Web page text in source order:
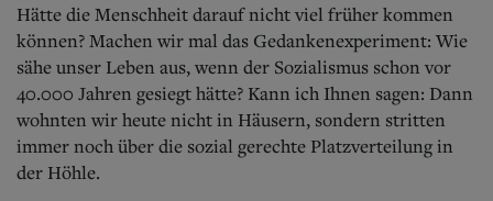
Hätte die Menschheit darauf nicht viel früher kommen
können? Machen wir mal das Gedankenexperiment: Wie
sähe unser Leben aus, wenn der Sozialismus schon vor
40.000 Jahren gesiegt hätte? Kann ich Ihnen sagen: Dann
wohnten wir heute nicht in Häusern, sondern stritten
immer noch über die sozial gerechte Platzverteilung in
der Höhle.